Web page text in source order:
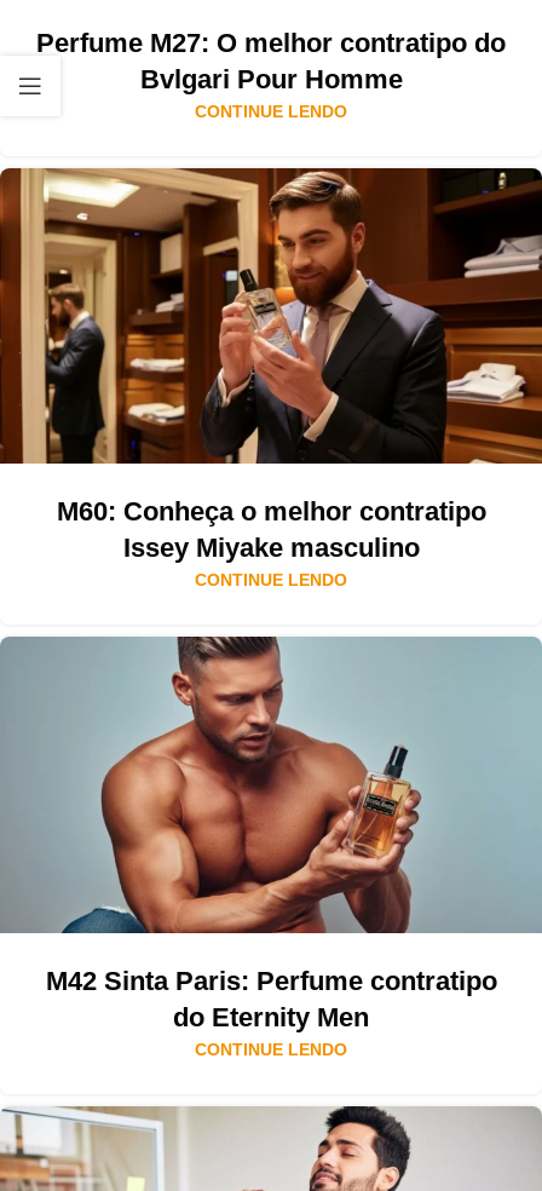
Perfume M27: O melhor contratipo do
Bvlgari Pour Homme
CONTINUE LENDO
M60: Conheça o melhor contratipo
Issey Miyake masculino
CONTINUE LENDO
M42 Sinta Paris: Perfume contratipo
do Eternity Men
CONTINUE LENDO